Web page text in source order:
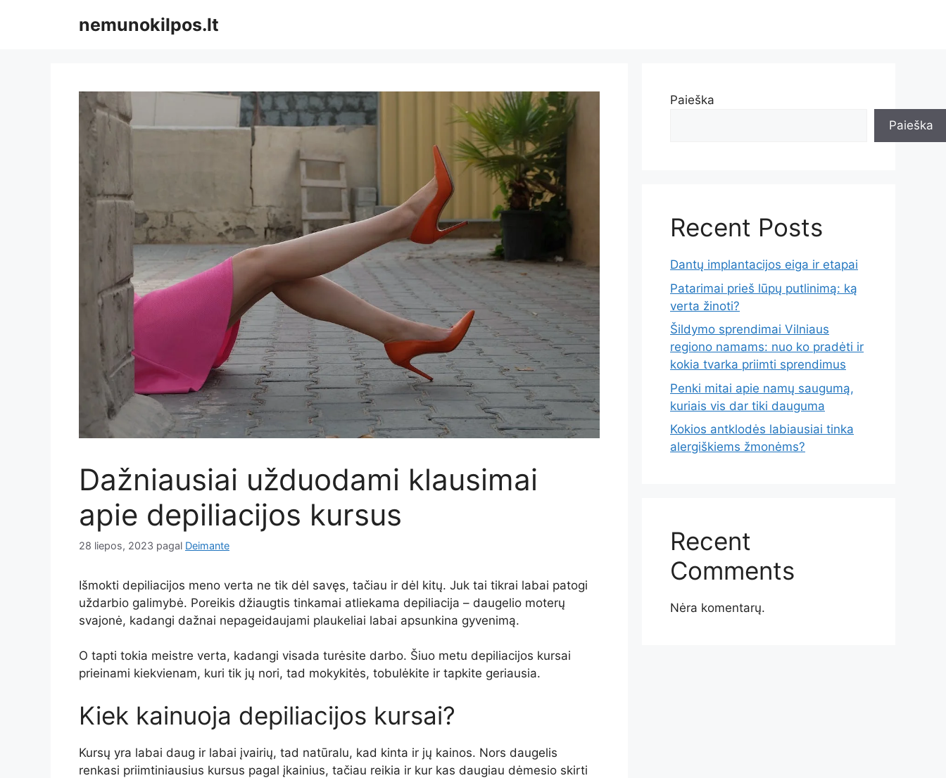
nemunokilpos.lt
Dažniausiai užduodami klausimai
apie depiliacijos kursus
28 liepos, 2023 pagal Deimante
Išmokti depiliacijos meno verta ne tik dėl savęs, tačiau ir dėl kitų. Juk tai tikrai labai patogi
uždarbio galimybė. Poreikis džiaugtis tinkamai atliekama depiliacija – daugelio moterų
svajonė, kadangi dažnai nepageidaujami plaukeliai labai apsunkina gyvenimą.
O tapti tokia meistre verta, kadangi visada turėsite darbo. Šiuo metu depiliacijos kursai
prieinami kiekvienam, kuri tik jų nori, tad mokykitės, tobulėkite ir tapkite geriausia.
Kiek kainuoja depiliacijos kursai?
Kursų yra labai daug ir labai įvairių, tad natūralu, kad kinta ir jų kainos. Nors daugelis
renkasi priimtiniausius kursus pagal įkainius, tačiau reikia ir kur kas daugiau dėmesio skirti
Paieška
Paieška
Recent Posts
Dantų implantacijos eiga ir etapai
Patarimai prieš lūpų putlinimą: ką
verta žinoti?
Šildymo sprendimai Vilniaus
regiono namams: nuo ko pradėti ir
kokia tvarka priimti sprendimus
Penki mitai apie namų saugumą,
kuriais vis dar tiki dauguma
Kokios antklodės labiausiai tinka
alergiškiems žmonėms?
Recent
Comments
Nėra komentarų.